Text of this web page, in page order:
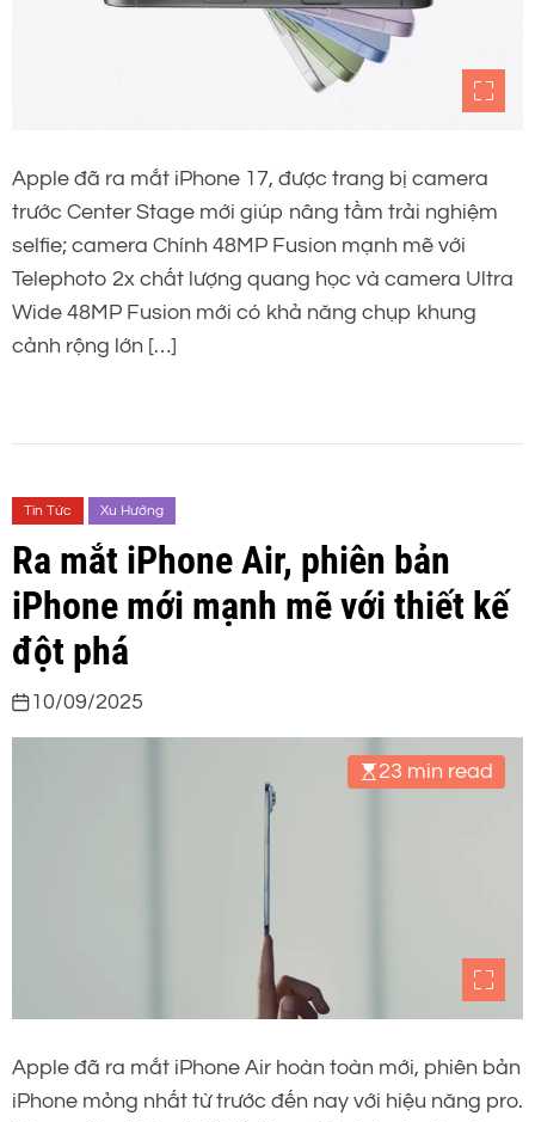
Apple đã ra mắt iPhone 17, được trang bị camera
trước Center Stage mới giúp nâng tầm trải nghiệm
selfie; camera Chính 48MP Fusion mạnh mẽ với
Telephoto 2x chất lượng quang học và camera Ultra
Wide 48MP Fusion mới có khả năng chụp khung
cảnh rộng lớn […]
Tin Tức Xu Hướng
Ra mắt iPhone Air, phiên bản
iPhone mới mạnh mẽ với thiết kế
đột phá
10/09/2025
23 min read
Apple đã ra mắt iPhone Air hoàn toàn mới, phiên bản
iPhone mỏng nhất từ trước đến nay với hiệu năng pro.